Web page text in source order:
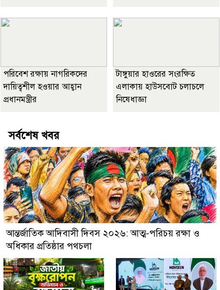
পরিবেশ রক্ষায় নাগরিকদের
দায়িত্বশীল হওয়ার আহ্বান
প্রধানমন্ত্রীর
টাঙ্গুয়ার হাওরের সংরক্ষিত
এলাকায় হাউসবোট চলাচলে
নিষেধাজ্ঞা
সর্বশেষ খবর
আন্তর্জাতিক আদিবাসী দিবস ২০২৬: আত্ম-পরিচয় রক্ষা ও
অধিকার প্রতিষ্ঠার পথচলা